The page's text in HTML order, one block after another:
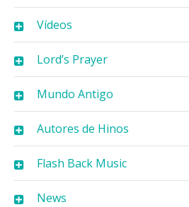
Vídeos
Lord’s Prayer
Mundo Antigo
Autores de Hinos
Flash Back Music
News